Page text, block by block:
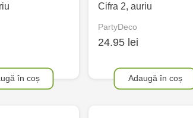
în coș
Cifra 2, auriu
PartyDeco
24.95 lei
Adaugă în coș